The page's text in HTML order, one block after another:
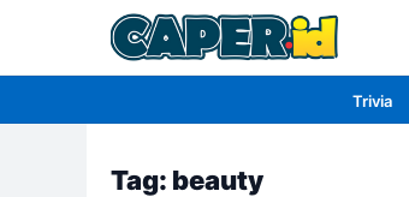
content
Trivia
Tag: beauty